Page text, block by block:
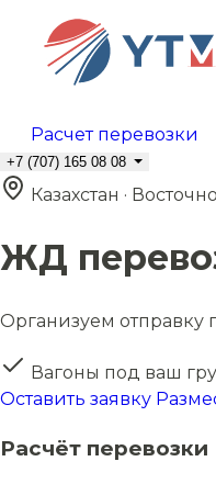
Расчет перевозки
+7 (707) 165 08 08
Казахстан ·
ЖД
Организуем отправку
Вагоны под ваш
Оставить заявку
Расчёт перевозки